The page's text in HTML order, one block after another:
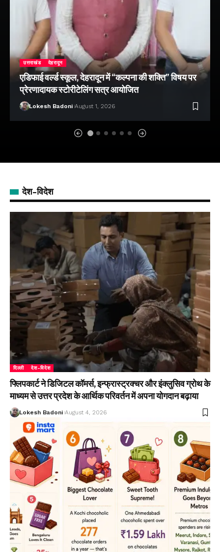
उत्तराखंड देहरादून
एडिफाई वर्ल्ड स्कूल, देहरादून में “कल्पना की शक्ति” विषय पर
प्रेरणादायक स्टोरीटेलिंग सत्र आयोजित
Lokesh Badoni August 1, 2026
देश-विदेश
दिल्ली देश-विदेश
फ्लिपकार्ट ने डिजिटल कॉमर्स, इन्फ्रास्ट्रक्चर और इंक्लुसिव ग्रोथ के
माध्यम से उत्तर प्रदेश के आर्थिक परिवर्तन में अपना योगदान बढ़ाया
Lokesh Badoni August 4, 2026